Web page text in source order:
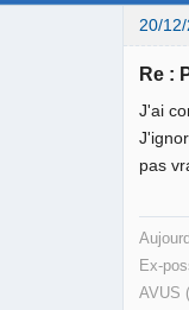
20/
Re :
J'ai
pas
Ex-
AVUS